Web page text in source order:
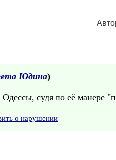
Юдина)
судя по её манере
о нарушении